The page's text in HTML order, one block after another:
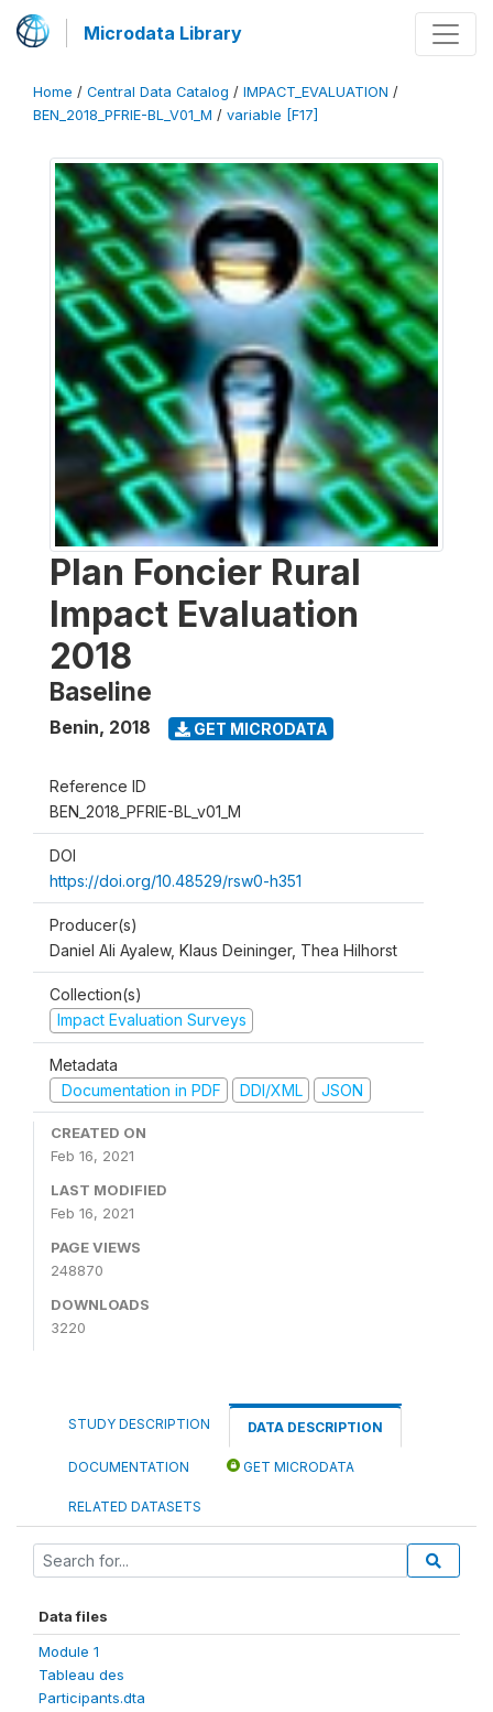
Microdata Library
Home / Central Data Catalog / IMPACT_EVALUATION /
BEN_2018_PFRIE-BL_V01_M / variable [F17]
Plan Foncier Rural
Impact Evaluation
2018
Baseline
Benin, 2018 GET MICRODATA
Reference ID
BEN_2018_PFRIE-BL_v01_M
DOI
https://doi.org/10.48529/rsw0-h351
Producer(s)
Daniel Ali Ayalew, Klaus Deininger, Thea Hilhorst
Collection(s)
Impact Evaluation Surveys
Metadata
Documentation in PDF
DDI/XML JSON
CREATED ON
Feb 16, 2021
LAST MODIFIED
Feb 16, 2021
PAGE VIEWS
248870
DOWNLOADS
3220
STUDY DESCRIPTION DATA DESCRIPTION
DOCUMENTATION GET MICRODATA
RELATED DATASETS
Data files
Module 1
Tableau des
Participants.dta